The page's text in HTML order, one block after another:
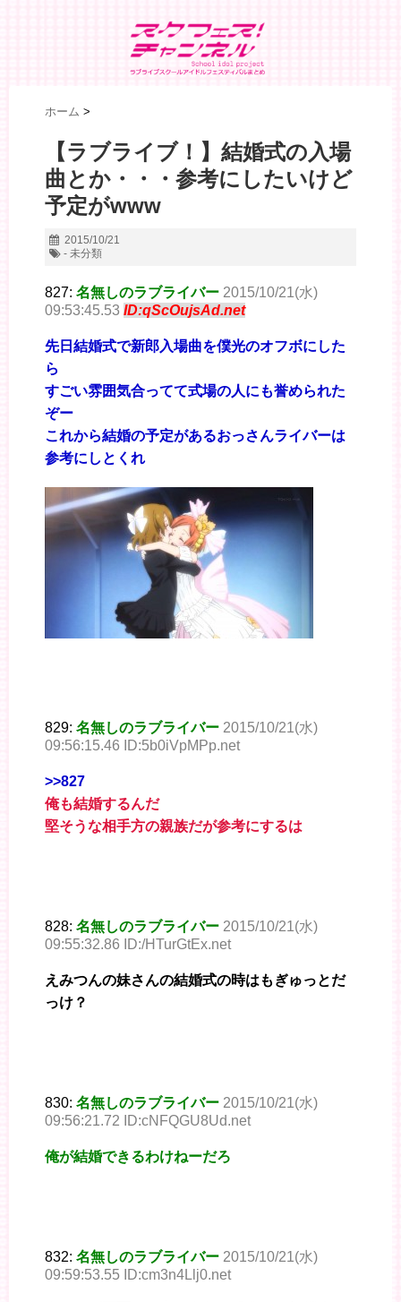
ホーム >
【ラブライブ！】結婚式の入場
曲とか・・・参考にしたいけど
予定がwww
2015/10/21
- 未分類
827: 名無しのラブライバー 2015/10/21(水)
09:53:45.53 ID:qScOujsAd.net
先日結婚式で新郎入場曲を僕光のオフボにした
ら
すごい雰囲気合ってて式場の人にも誉められた
ぞー
これから結婚の予定があるおっさんライバーは
参考にしとくれ
829: 名無しのラブライバー 2015/10/21(水)
09:56:15.46 ID:5b0iVpMPp.net
>>827
俺も結婚するんだ
堅そうな相手方の親族だが参考にするは
828: 名無しのラブライバー 2015/10/21(水)
09:55:32.86 ID:/HTurGtEx.net
えみつんの妹さんの結婚式の時はもぎゅっとだ
っけ？
830: 名無しのラブライバー 2015/10/21(水)
09:56:21.72 ID:cNFQGU8Ud.net
俺が結婚できるわけねーだろ
832: 名無しのラブライバー 2015/10/21(水)
09:59:53.55 ID:cm3n4Llj0.net